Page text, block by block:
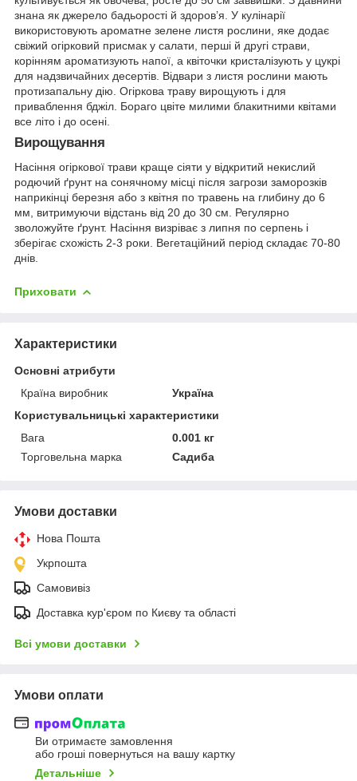
знана як джерело бадьорості й здоров’я. У кулінарії
використовують ароматне зелене листя рослини, яке додає
свіжий огірковий присмак у салати, перші й другі страви,
корінням ароматизують напої, а квіточки кристалізують у цукрі
для надзвичайних десертів. Відвари з листя рослини мають
протизапальну дію. Огіркова траву вирощують і для
приваблення бджіл. Бораго цвіте милими блакитними квітами
все літо і до осені.
Вирощування
Насіння огіркової трави краще сіяти у відкритий некислий
родючий ґрунт на сонячному місці після загрози заморозків
наприкінці березня або з квітня по травень на глибину до 6
мм, витримуючи відстань від 20 до 30 см. Регулярно
зволожуйте ґрунт. Насіння визріває з липня по серпень і
зберігає схожість 2-3 роки. Вегетаційний період складає 70-80
днів.
Приховати
Характеристики
Основні атрибути
Країна виробник
Україна
Користувальницькі характеристики
Вага
0.001 кг
Торговельна марка
Садиба
Умови доставки
Нова Пошта
Укрпошта
Самовивіз
Доставка кур'єром по Києву та області
Всі умови доставки
Умови оплати
Ви отримаєте замовлення
або гроші повернуться на вашу картку
Детальніше